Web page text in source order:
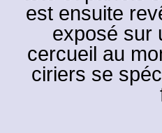
est ensuite
exposé sur
cercueil au
ciriers se